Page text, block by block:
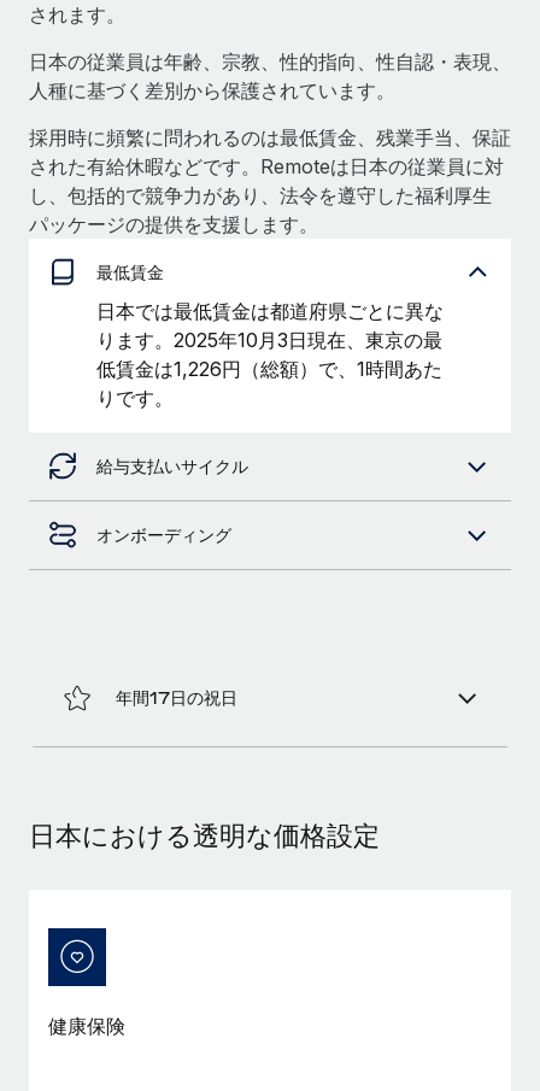
Compliance Watchtower
デバイス管理
ITデバイスを世界規模で提供・管理
法人設立
法令順守した法人をスピーディに設立
移住・転勤
従業員の異動をスムーズに
福利厚生
従業員の福利厚生を簡単に管理
グローバル給与処理
EORおよびPEO
契約社員管理
税務
ブログを読む
プラス）
Remoteの使命は、世界のどこにいても、あらゆる規模の企業が
業務に最適な人材を採用し、管理し、給与を支給できるようにす
を保護することは極めて重要です。...
されます。
日本の従業員は年齢、宗教、性的指向、性自認・表現、
人種に基づく差別から保護されています。
採用時に頻繁に問われるのは最低賃金、残業手当、保証
された有給休暇などです。Remoteは日本の従業員に対
し、包括的で競争力があり、法令を遵守した福利厚生
パッケージの提供を支援します。
最低賃金
日本では最低賃金は都道府県ごとに異な
ります。2025年10月3日現在、東京の最
低賃金は1,226円（総額）で、1時間あた
りです。
給与支払いサイクル
オンボーディング
年間17日の祝日
日本における透明な価格設定
健康保険